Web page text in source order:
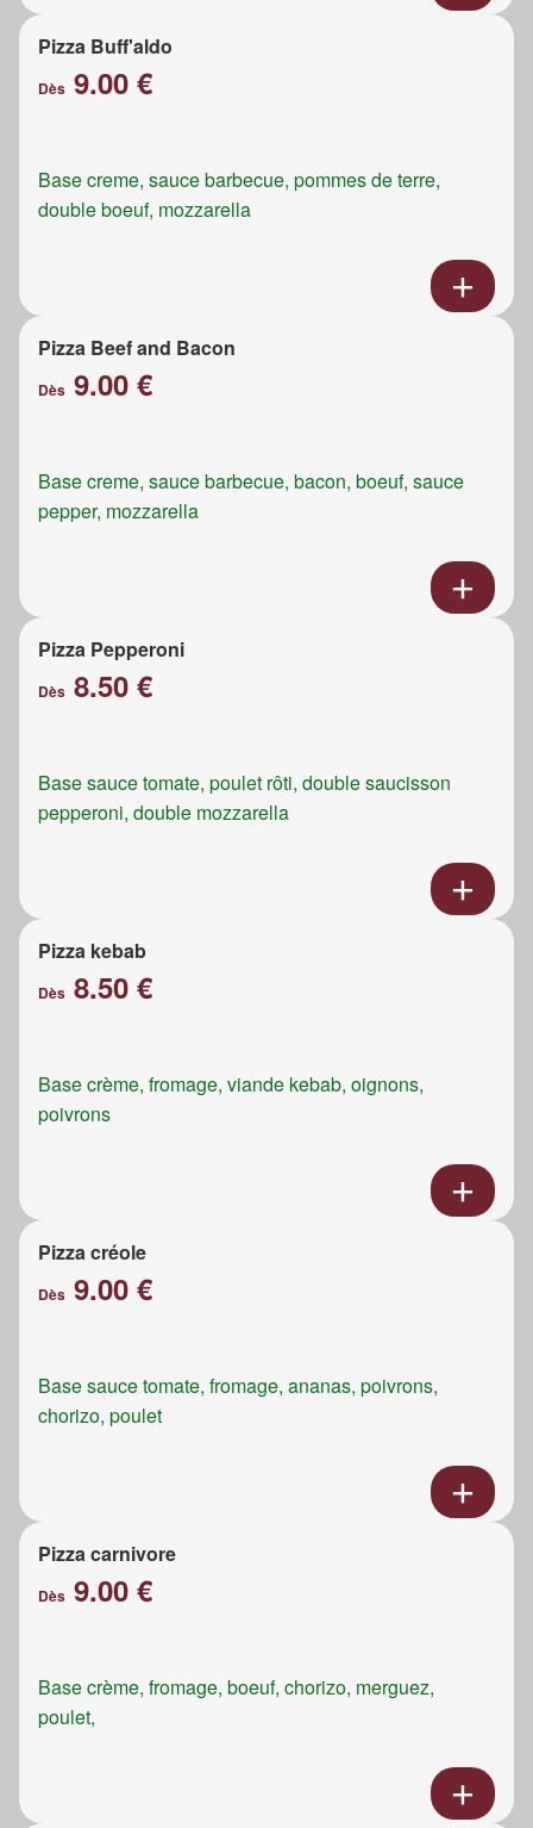
Pizza Buff'aldo
Dès 9.00 €
Base creme, sauce barbecue, pommes de terre,
double boeuf, mozzarella
Pizza Beef and Bacon
Dès 9.00 €
Base creme, sauce barbecue, bacon, boeuf, sauce
pepper, mozzarella
Pizza Pepperoni
Dès 8.50 €
Base sauce tomate, poulet rôti, double saucisson
pepperoni, double mozzarella
Pizza kebab
Dès 8.50 €
Base crème, fromage, viande kebab, oignons,
poivrons
Pizza créole
Dès 9.00 €
Base sauce tomate, fromage, ananas, poivrons,
chorizo, poulet
Pizza carnivore
Dès 9.00 €
Base crème, fromage, boeuf, chorizo, merguez,
poulet,